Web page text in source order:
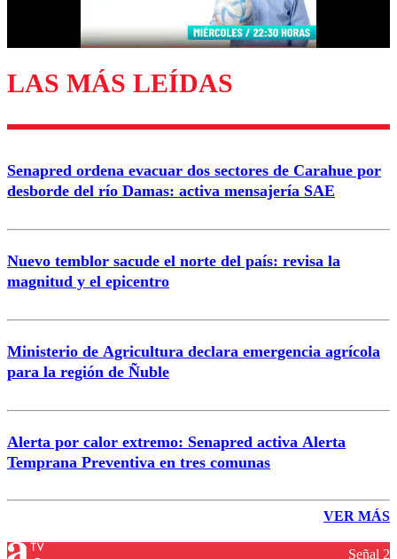
Enviar comentario
LAS MÁS LEÍDAS
Senapred ordena evacuar dos sectores de Carahue por
desborde del río Damas: activa mensajería SAE
Nuevo temblor sacude el norte del país: revisa la
magnitud y el epicentro
Ministerio de Agricultura declara emergencia agrícola
para la región de Ñuble
Alerta por calor extremo: Senapred activa Alerta
Temprana Preventiva en tres comunas
VER MÁS
Señal 2